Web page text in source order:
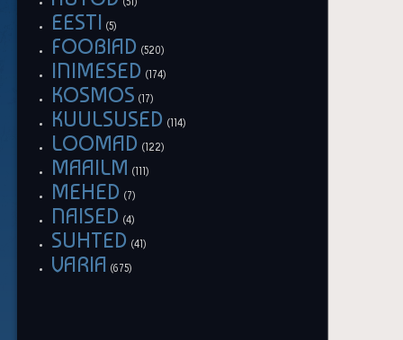
EESTI (5)
FOOBIAD (520)
INIMESED (174)
KOSMOS (17)
KUULSUSED (114)
LOOMAD (122)
MAAILM (111)
MEHED (7)
NAISED (4)
SUHTED (41)
VARIA (675)